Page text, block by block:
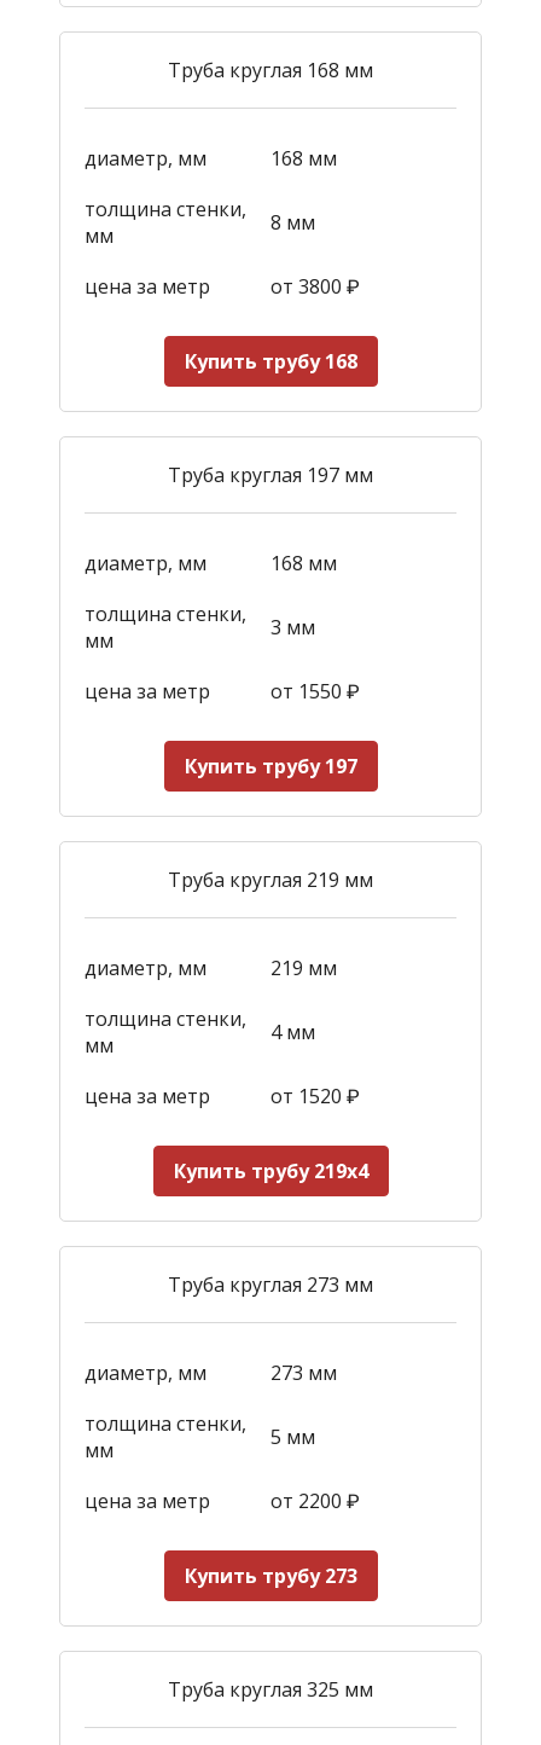
Труба круглая 168 мм
диаметр, мм
168 мм
толщина стенки,
мм
8 мм
цена за метр от 3800 ₽
Купить трубу 168
Труба круглая 197 мм
диаметр, мм
168 мм
толщина стенки,
мм
3 мм
цена за метр от 1550 ₽
Купить трубу 197
Труба круглая 219 мм
диаметр, мм
219 мм
толщина стенки,
мм
4 мм
цена за метр от 1520 ₽
Купить трубу 219х4
Труба круглая 273 мм
диаметр, мм
273 мм
толщина стенки,
мм
5 мм
цена за метр от 2200 ₽
Купить трубу 273
Труба круглая 325 мм